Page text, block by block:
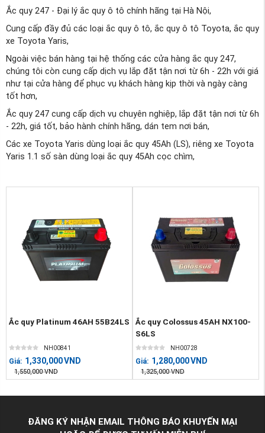
Ắc quy 247 - Đại lý ắc quy ô tô chính hãng tại Hà Nội,
Cung cấp đầy đủ các loại ắc quy ô tô, ắc quy ô tô Toyota, ắc quy
xe Toyota Yaris,
Ngoài việc bán hàng tại hệ thống các cửa hàng ắc quy 247,
chúng tôi còn cung cấp dịch vụ lắp đặt tận nơi từ 6h - 22h với giá
như tại cửa hàng để phục vụ khách hàng kịp thời và ngày càng
tốt hơn,
Ắc quy 247 cung cấp dịch vụ chuyên nghiệp, lắp đặt tận nơi từ 6h
- 22h, giá tốt, bảo hành chính hãng, dán tem nơi bán,
Các xe Toyota Yaris dùng loại ắc quy 45Ah (LS), riêng xe Toyota
Yaris 1.1 số sàn dùng loại ắc quy 45Ah cọc chìm,
Ắc quy Platinum 46AH 55B24LS
NH00841
Giá: 1,330,000VND
1,550,000 VND
Ắc quy Colossus 45AH NX100-
S6LS
NH00728
Giá: 1,280,000VND
1,325,000 VND
ĐĂNG KÝ NHẬN EMAIL THÔNG BÁO KHUYẾN MẠI